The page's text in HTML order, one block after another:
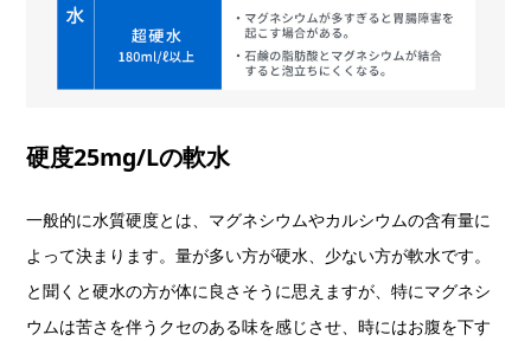
硬度25mg/Lの軟水
一般的に水質硬度とは、マグネシウムやカルシウムの含有量に
よって決まります。量が多い方が硬水、少ない方が軟水です。
と聞くと硬水の方が体に良さそうに思えますが、特にマグネシ
ウムは苦さを伴うクセのある味を感じさせ、時にはお腹を下す